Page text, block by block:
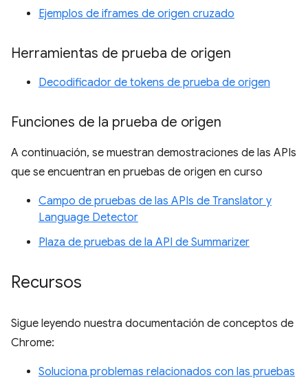
Ejemplos de iframes de origen cruzado
Herramientas de prueba de origen
Decodificador de tokens de prueba de origen
Funciones de la prueba de origen
A continuación, se muestran demostraciones de las APIs
que se encuentran en pruebas de origen en curso
Campo de pruebas de las APIs de Translator y
Language Detector
Plaza de pruebas de la API de Summarizer
Recursos
Sigue leyendo nuestra documentación de conceptos de
Chrome:
Soluciona problemas relacionados con las pruebas